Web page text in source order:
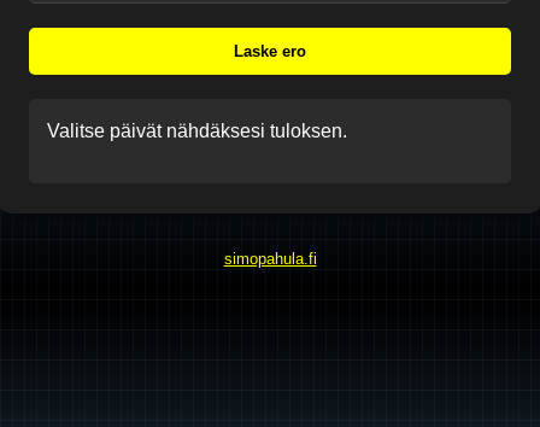
Laske ero
Valitse päivät nähdäksesi tuloksen.
simopahula.fi